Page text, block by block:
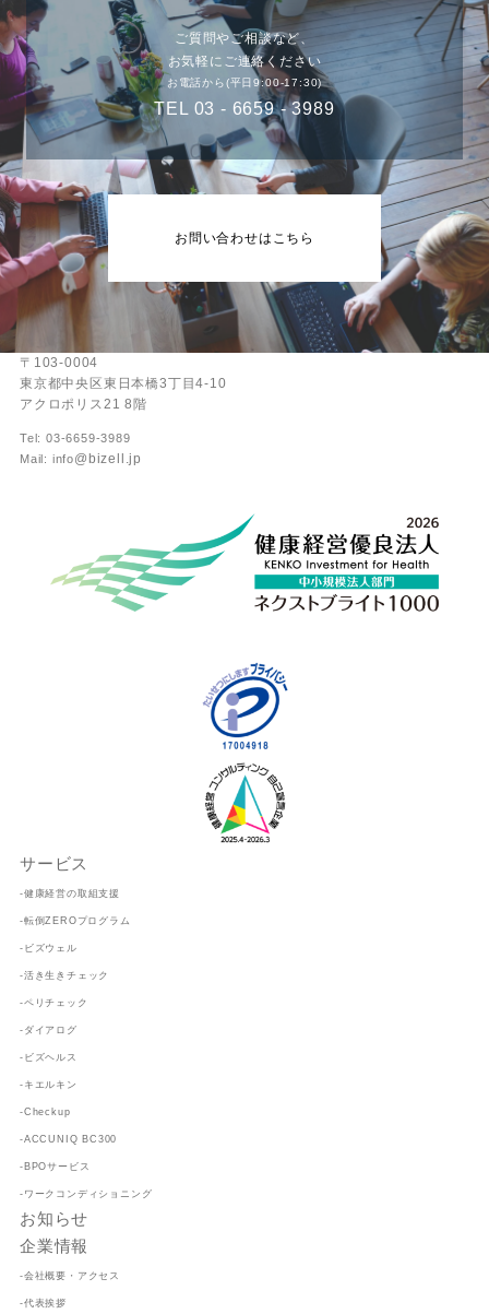
ご質問やご相談など、
お気軽にご連絡ください
お電話から(平日9:00-17:30)
TEL 03 - 6659 - 3989
お問い合わせはこちら
〒103-0004
東京都中央区東日本橋3丁目4-10
アクロポリス21 8階
Tel: 03-6659-3989
Mail: info@bizell.jp
サービス
-健康経営の取組支援
-転倒ZEROプログラム
-ビズウェル
-活き生きチェック
-ペリチェック
-ダイアログ
-ビズヘルス
-キエルキン
-Checkup
-ACCUNIQ BC300
-BPOサービス
-ワークコンディショニング
お知らせ
企業情報
-会社概要・アクセス
-代表挨拶